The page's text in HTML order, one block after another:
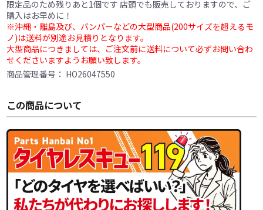
限定品のため残りあと1個です 店頭でも販売しておりますので、ご
購入はお早めに！
※沖縄・離島及び、バンパーなどの大型商品(200サイズを超えるモ
ノ)は送料が別途お見積りとなります。
大型商品につきましては、ご注文前に送料について必ずお問い合わ
せくださいますようお願い致します。
商品管理番号： HO26047550
この商品について